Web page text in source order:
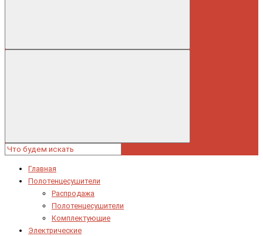
Главная
Полотенцесушители
Распродажа
Полотенцесушители
Комплектующие
Электрические